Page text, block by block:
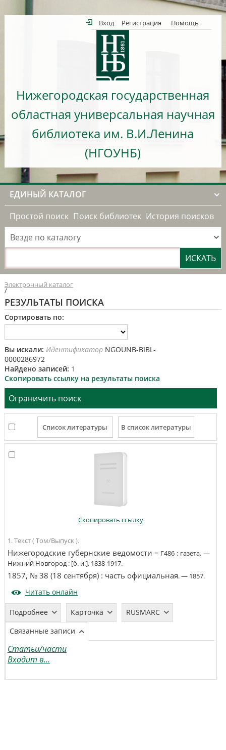
Вход Регистрация Помощь
Нижегородская государственная
областная универсальная научная
библиотека им. В.И.Ленина
(НГОУНБ)
ЕДИНЫЙ КАТАЛОГ
Простой поиск Поиск библиотек История поисков
Везде по каталогу
Электронный каталог
/
РЕЗУЛЬТАТЫ ПОИСКА
Сортировать по:
Вы искали: ИдентификаторNGOUNB-BIBL-
0000286972
Найдено записей: 1
Скопировать ссылку на результаты поиска
Ограничить поиск
Скопировать ссылку
1. Текст ( Том/Выпуск ).
Нижегородские губернские ведомости = Г486 : газета. —
Нижний Новгород:[б. и.],1838-1917.
1857, № 38 (18 сентября) : часть официальная. —1857.
Читать онлайн
Подробнее Карточка
RUSMARC
Связанные записи
Статьи/части
Входит в...